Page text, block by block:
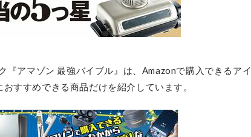
『アマゾン 最強バイブル』は、Amazonで購入できるアイ
すすめできる商品だけを紹介しています。